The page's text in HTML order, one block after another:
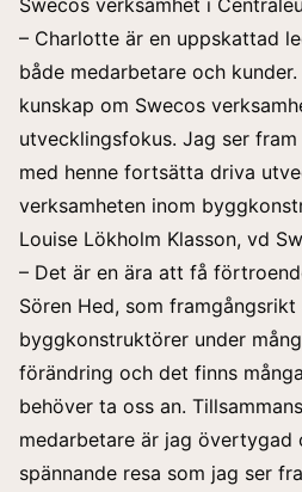
– Charlotte är en uppskattad
både medarbetare och
kunskap om Swecos
utvecklingsfokus. Jag ser
med henne fortsätta driva
verksamheten inom
Louise Lökholm Klasson, vd
– Det är en ära att få
Sören Hed, som
byggkonstruktörer under
förändring och det finns
behöver ta oss an.
medarbetare är jag
spännande resa som jag ser